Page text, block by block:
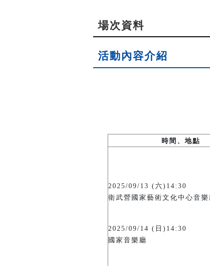
場次資料
活動內容介紹
時間、地點
2025/09/13 (六)14:30
衛武營國家藝術文化中心音樂
2025/09/14 (日)14:30
國家音樂廳